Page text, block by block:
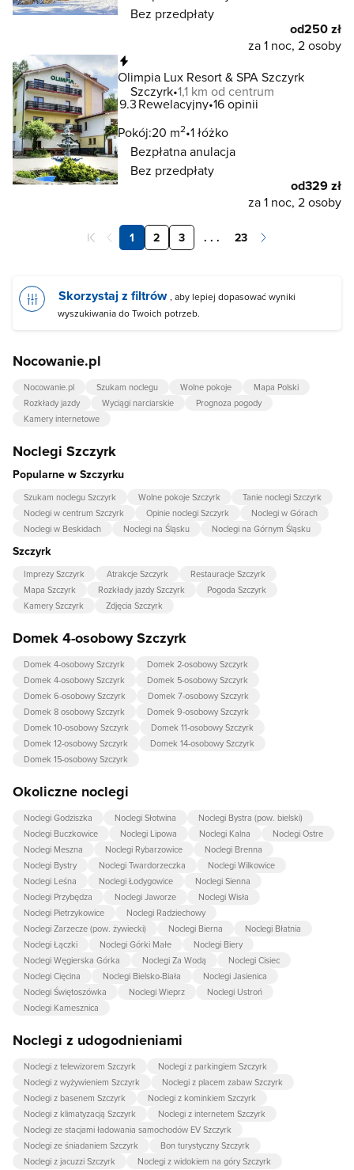
Bez przedpłaty
od250 zł
za 1 noc, 2 osoby
Olimpia Lux Resort & SPA Szczyrk
Szczyrk 1,1 km od centrum
9.3Rewelacyjny 16 opinii
Pokój:20 m2 1 łóżko
Bezpłatna anulacja
Bez przedpłaty
od329 zł
za 1 noc, 2 osoby
1 2 3 . . . 23
Skorzystaj z filtrów , aby lepiej dopasować wyniki
wyszukiwania do Twoich potrzeb.
Nocowanie.pl
Nocowanie.pl Szukam noclegu Wolne pokoje
Mapa Polski
Rozkłady jazdy
Wyciągi narciarskie
Prognoza pogody
Kamery internetowe
Noclegi Szczyrk
Popularne w Szczyrku
Szukam noclegu Szczyrk Wolne pokoje Szczyrk
Tanie noclegi Szczyrk
Noclegi w centrum Szczyrk
Opinie noclegi Szczyrk
Noclegi w Górach
Noclegi w Beskidach
Noclegi na Śląsku Noclegi na Górnym Śląsku
Szczyrk
Imprezy Szczyrk Atrakcje Szczyrk
Restauracje Szczyrk
Mapa Szczyrk
Rozkłady jazdy Szczyrk
Pogoda Szczyrk
Kamery Szczyrk
Zdjęcia Szczyrk
Domek 4-osobowy Szczyrk
Domek 4-osobowy Szczyrk
Domek 2-osobowy Szczyrk
Domek 4-osobowy Szczyrk
Domek 5-osobowy Szczyrk
Domek 6-osobowy Szczyrk
Domek 7-osobowy Szczyrk
Domek 8 osobowy Szczyrk
Domek 9-osobowy Szczyrk
Domek 10-osobowy Szczyrk
Domek 11-osobowy Szczyrk
Domek 12-osobowy Szczyrk
Domek 14-osobowy Szczyrk
Domek 15-osobowy Szczyrk
Okoliczne noclegi
Noclegi Godziszka Noclegi Słotwina
Noclegi Bystra (pow. bielski)
Noclegi Buczkowice
Noclegi Lipowa Noclegi Kalna
Noclegi Ostre
Noclegi Meszna
Noclegi Rybarzowice
Noclegi Brenna
Noclegi Bystry
Noclegi Twardorzeczka
Noclegi Wilkowice
Noclegi Leśna
Noclegi Łodygowice
Noclegi Sienna
Noclegi Przybędza
Noclegi Jaworze
Noclegi Wisła
Noclegi Pietrzykowice
Noclegi Radziechowy
Noclegi Zarzecze (pow. żywiecki)
Noclegi Bierna
Noclegi Błatnia
Noclegi Łączki
Noclegi Górki Małe
Noclegi Biery
Noclegi Węgierska Górka
Noclegi Za Wodą
Noclegi Cisiec
Noclegi Cięcina
Noclegi Bielsko-Biała
Noclegi Jasienica
Noclegi Świętoszówka
Noclegi Wieprz
Noclegi Ustroń
Noclegi Kamesznica
Noclegi z udogodnieniami
Noclegi z telewizorem Szczyrk
Noclegi z parkingiem Szczyrk
Noclegi z wyżywieniem Szczyrk
Noclegi z placem zabaw Szczyrk
Noclegi z basenem Szczyrk
Noclegi z kominkiem Szczyrk
Noclegi z klimatyzacją Szczyrk
Noclegi z internetem Szczyrk
Noclegi ze stacjami ładowania samochodów EV Szczyrk
Noclegi ze śniadaniem Szczyrk
Bon turystyczny Szczyrk
Noclegi z jacuzzi Szczyrk
Noclegi z widokiem na góry Szczyrk